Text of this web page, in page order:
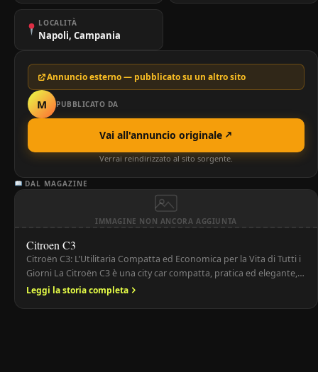
LOCALITÀ
Napoli, Campania
Annuncio esterno — pubblicato su un altro sito
M PUBBLICATO DA
Vai all'annuncio originale
Verrai reindirizzato al sito sorgente.
DAL MAGAZINE
IMMAGINE NON ANCORA AGGIUNTA
Citroen C3
Citroën C3: L’Utilitaria Compatta ed Economica per la Vita di Tutti i
Giorni La Citroën C3 è una city car compatta, pratica ed elegante,
che rappresenta una delle utilitarie più amate sul mercato
Leggi la storia completa